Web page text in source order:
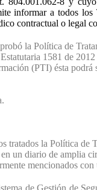
informar a todos
contractual o legal
la Política de
1581 de
(PTI) ésta
la Política
un diario de amplia
mencionados
de Gestión de